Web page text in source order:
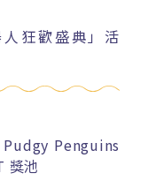
狂歡盛典」活
Penguins
獎池